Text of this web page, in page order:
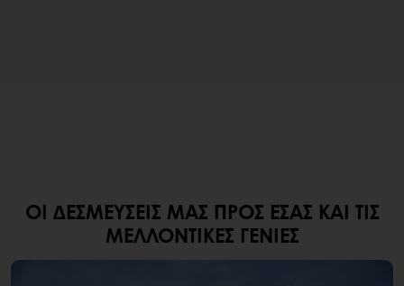
ΟΙ ΔΕΣΜΕΎΣΕΙΣ ΜΑΣ ΠΡΟΣ ΕΣΆΣ ΚΑΙ ΤΙΣ
ΜΕΛΛΟΝΤΙΚΈΣ ΓΕΝΙΈΣ